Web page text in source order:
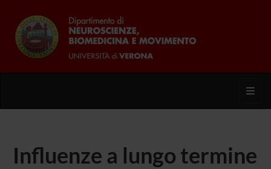
Influenze a lungo termine